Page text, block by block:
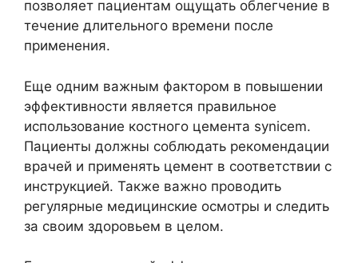
позволяет пациентам ощущать облегчение в
течение длительного времени после
применения.
Еще одним важным фактором в повышении
эффективности является правильное
использование костного цемента synicem.
Пациенты должны соблюдать рекомендации
врачей и применять цемент в соответствии с
инструкцией. Также важно проводить
регулярные медицинские осмотры и следить
за своим здоровьем в целом.